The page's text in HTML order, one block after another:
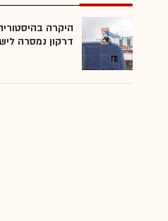
היקרה
דרקון נמסרה